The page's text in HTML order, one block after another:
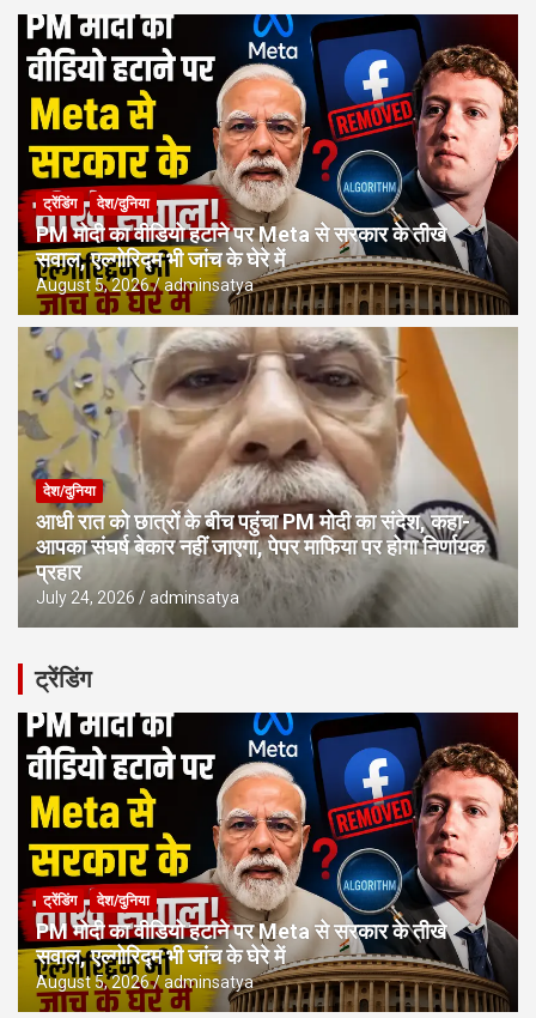
ट्रेंडिंग देश/दुनिया
PM मोदी का वीडियो हटाने पर Meta से सरकार के तीखे
सवाल, एल्गोरिद्म भी जांच के घेरे में
August 5, 2026 adminsatya
देश/दुनिया
आधी रात को छात्रों के बीच पहुंचा PM मोदी का संदेश, कहा-
आपका संघर्ष बेकार नहीं जाएगा, पेपर माफिया पर होगा निर्णायक
प्रहार
July 24, 2026 adminsatya
ट्रेंडिंग
ट्रेंडिंग देश/दुनिया
PM मोदी का वीडियो हटाने पर Meta से सरकार के तीखे
सवाल, एल्गोरिद्म भी जांच के घेरे में
August 5, 2026 adminsatya